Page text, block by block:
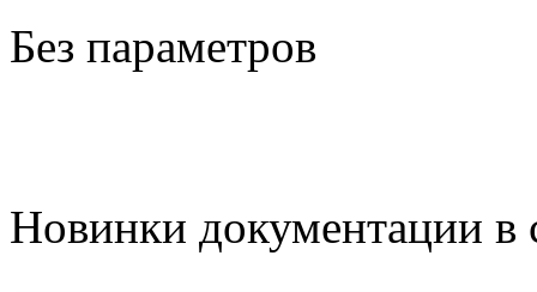
Без параметров
Новинки документации в